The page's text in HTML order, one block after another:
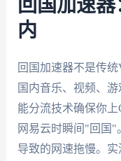
回国加速
内
回国加速器不是传
国内音乐、视频、
能分流技术确保你上
网易云时瞬间"回国"
导致的网速拖慢。